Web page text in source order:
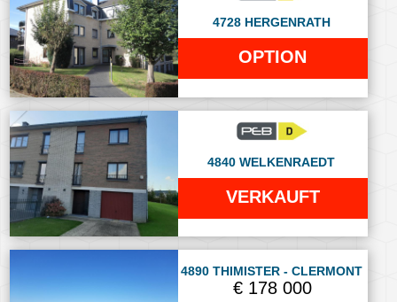
4728 HERGENRATH
OPTION
4840 WELKENRAEDT
VERKAUFT
4890 THIMISTER - CLERMONT
€ 178 000